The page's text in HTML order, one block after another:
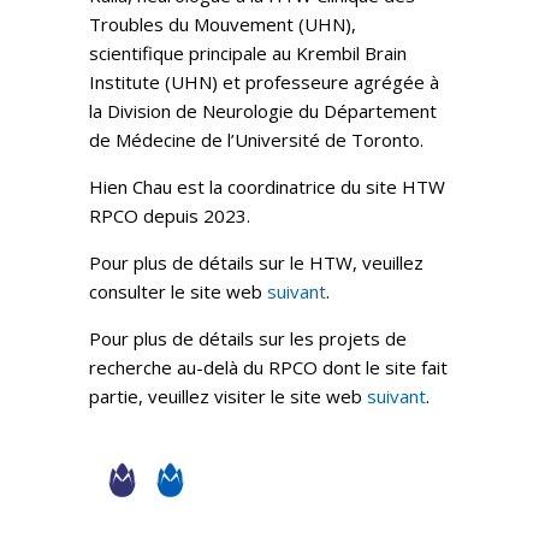
Troubles du Mouvement (UHN),
scientifique principale au Krembil Brain
Institute (UHN) et professeure agrégée à
la Division de Neurologie du Département
de Médecine de l’Université de Toronto.
Hien Chau est la coordinatrice du site HTW
RPCO depuis 2023.
Pour plus de détails sur le HTW, veuillez
consulter le site web suivant.
Pour plus de détails sur les projets de
recherche au-delà du RPCO dont le site fait
partie, veuillez visiter le site web suivant.